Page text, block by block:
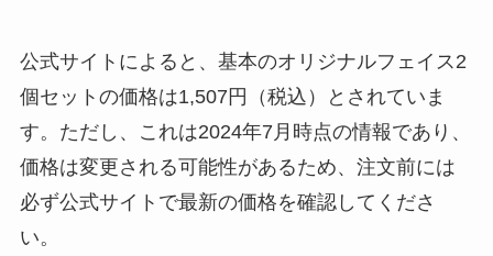
公式サイトによると、基本のオリジナルフェイス2
個セットの価格は1,507円（税込）とされていま
す。ただし、これは2024年7月時点の情報であり、
価格は変更される可能性があるため、注文前には
必ず公式サイトで最新の価格を確認してくださ
い。